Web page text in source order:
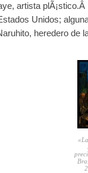
artista
Unidos;
heredero de